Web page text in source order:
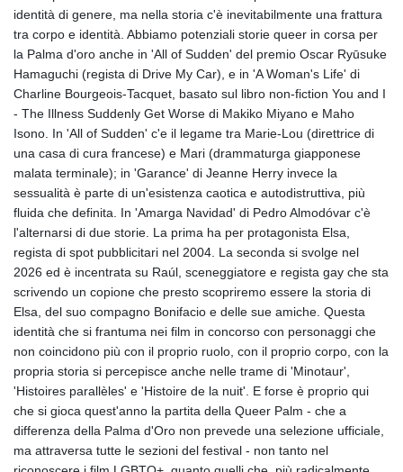
1584294.588378
ISK 142.406399
JEP 0.85598
JMD 182.616705
JOD 0.817025
JPY 182.571559
KES 149.066921
KGS 100.772506
KHR
4671.006893
KMF 492.049525
KRW
1640.978088
KWD 0.356833
KYD 0.960096
KZT 539.86659
LAK
26045.837925
LBP
103192.042878
LKR 386.984902
LRD 209.293797
LSL 18.829049
LTL 3.402561
identità di genere, ma nella storia c'è inevitabilmente una frattura
tra corpo e identità. Abbiamo potenziali storie queer in corsa per
la Palma d'oro anche in 'All of Sudden' del premio Oscar Ryūsuke
Hamaguchi (regista di Drive My Car), e in 'A Woman's Life' di
Charline Bourgeois-Tacquet, basato sul libro non-fiction You and I
- The Illness Suddenly Get Worse di Makiko Miyano e Maho
Isono. In 'All of Sudden' c'e il legame tra Marie-Lou (direttrice di
una casa di cura francese) e Mari (drammaturga giapponese
malata terminale); in 'Garance' di Jeanne Herry invece la
sessualità è parte di un'esistenza caotica e autodistruttiva, più
fluida che definita. In 'Amarga Navidad' di Pedro Almodóvar c'è
l'alternarsi di due storie. La prima ha per protagonista Elsa,
regista di spot pubblicitari nel 2004. La seconda si svolge nel
2026 ed è incentrata su Raúl, sceneggiatore e regista gay che sta
scrivendo un copione che presto scopriremo essere la storia di
Elsa, del suo compagno Bonifacio e delle sue amiche. Questa
identità che si frantuma nei film in concorso con personaggi che
non coincidono più con il proprio ruolo, con il proprio corpo, con la
propria storia si percepisce anche nelle trame di 'Minotaur',
'Histoires parallèles' e 'Histoire de la nuit'. E forse è proprio qui
che si gioca quest'anno la partita della Queer Palm - che a
differenza della Palma d'Oro non prevede una selezione ufficiale,
ma attraversa tutte le sezioni del festival - non tanto nel